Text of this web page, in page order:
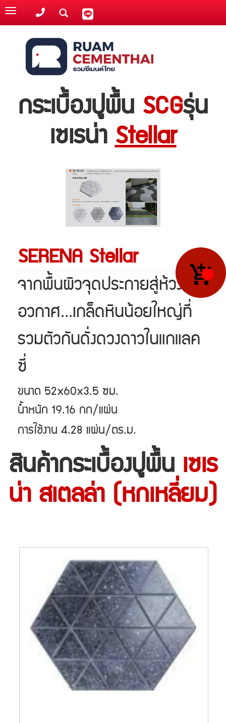
Toggle
navigation
กระเบื้องปูพื้น SCGรุ่น
เซเรน่า Stellar
SERENA Stellar
จากพื้นผิวจุดประกายสู่ห้วง
อวกาศ...เกล็ดหินน้อยใหญ่ที่
รวมตัวกันดั่งดวงดาวในแกแลค
ซี่
ขนาด 52x60x3.5 ซม.
น้ำหนัก 19.16 กก/แผ่น
การใช้งาน 4.28 แผ่น/ตร.ม.
สินค้ากระเบื้องปูพื้น เซเร
น่า สเตลล่า (หกเหลี่ยม)